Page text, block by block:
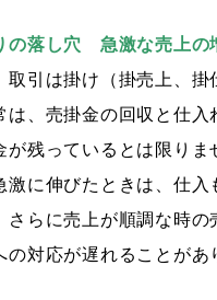
の落し穴 急激な売上の
取引は掛け（掛売上、
は、売掛金の回収と仕
が残っているとは限りま
激に伸びたときは、仕
さらに売上が順調な時
の対応が遅れることがあ